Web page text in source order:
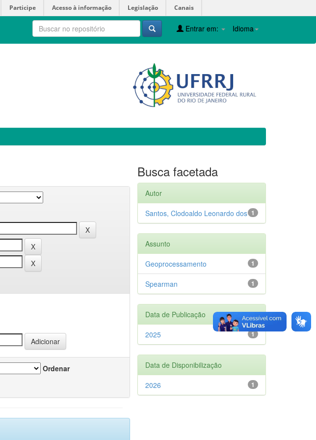
Participe Acesso à informação Legislação Canais
Idioma
Entrar em:
Ordenar
Busca facetada
Autor
1
Santos, Clodoaldo Leonardo dos
Assunto
1
Geoprocessamento
1
Spearman
Data de Publicação
1
2025
Data de Disponibilização
1
2026